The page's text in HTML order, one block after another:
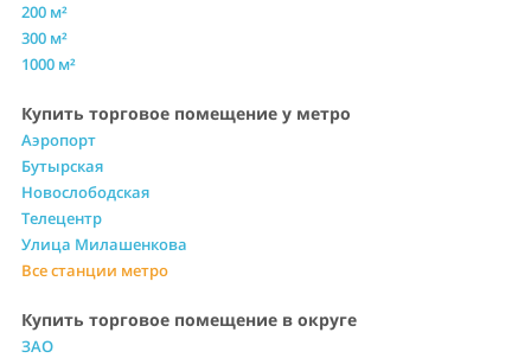
200 м²
300 м²
1000 м²
Купить торговое помещение у метро
Аэропорт
Бутырская
Новослободская
Телецентр
Улица Милашенкова
Все станции метро
Купить торговое помещение в округе
ЗАО